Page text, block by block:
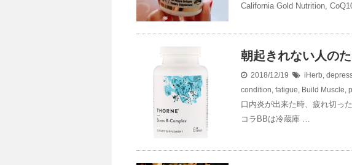
California Gold Nutrition,
朝起きれない人の
2018/12/19 iHerb,
condition, fatigue, Build Muscle,
口内炎が出来た時、疲れ切っ
コラBBは冷蔵庫 …